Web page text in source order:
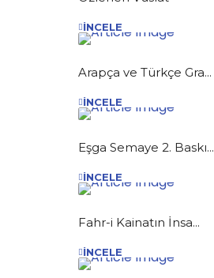
İNCELE
Arapça ve Türkçe Gra...
İNCELE
Eşga Semaye 2. Baskı...
İNCELE
Fahr-i Kainatın İnsa...
İNCELE